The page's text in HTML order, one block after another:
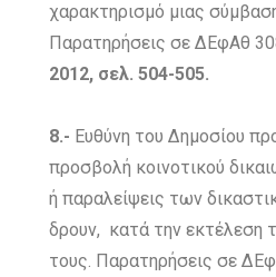
χαρακτηρισμό μιας
Παρατηρήσεις σε ΔΕφΑθ
2012, σελ. 504-505.
8.- Ευθύνη του Δημοσίου
προσβολή κοινοτικού
ή παραλείψεις των
δρουν, κατά την εκτέλεση
τους. Παρατηρήσεις σε